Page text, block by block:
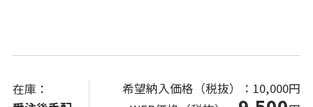
在庫：
希望納入価格（税抜）： 10,000円